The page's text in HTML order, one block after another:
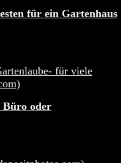
für ein Gartenhaus
Büro oder